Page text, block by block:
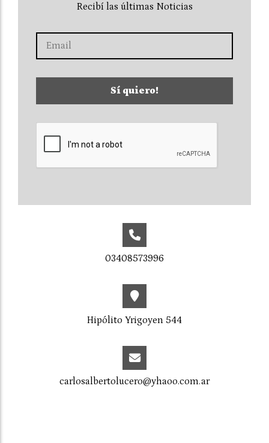
Recibí las últimas Noticias
Sí quiero!
03408573996
Hipólito Yrigoyen 544
carlosalbertolucero@yhaoo.com.ar